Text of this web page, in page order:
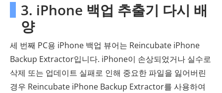
3. iPhone 백업 추출기 다시 배
양
세 번째 PC용 iPhone 백업 뷰어는 Reincubate iPhone
Backup Extractor입니다. iPhone이 손상되었거나 실수로
삭제 또는 업데이트 실패로 인해 중요한 파일을 잃어버린
경우 Reincubate iPhone Backup Extractor를 사용하여